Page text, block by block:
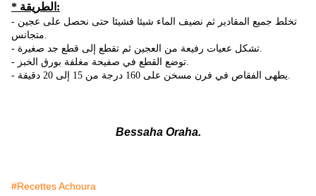
* الطريقة:
- تخلط جميع المقادير ثم نضيف الماء شيئا فشيئا حتى نحصل على عجين
متجانس.
- تشكل ععيات رفيعة من العجين ثم تقطع إلى قطع جد صغيرة.
- توضع القطع في صفيحة مغلفة بورق الخبز.
- يطهى الفقاص في فرن مسخن على 160 درجة من 15 إلى 20 دقيقة.
Bessaha Oraha.
#Recettes Achoura